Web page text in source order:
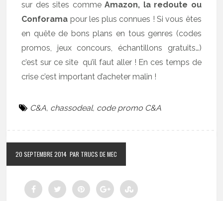
sur des sites commeAmazon, la redoute ou
Conforama pour les plus connues ! Si vous êtes
en quête de bons plans en tous genres (codes
promos, jeux concours, échantillons gratuits…)
c’est sur ce site qu’il faut aller ! En ces temps de
crise c’est important d’acheter malin !
C&A, chassodeal, code promo C&A
20 SEPTEMBRE 2014 PAR TRUCS DE MEC